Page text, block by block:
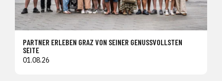
PARTNER ERLEBEN GRAZ VON SEINER GENUSSVOLLSTEN
SEITE
01.08.26